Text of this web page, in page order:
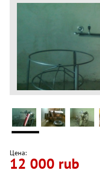
Цена:
12 000 rub